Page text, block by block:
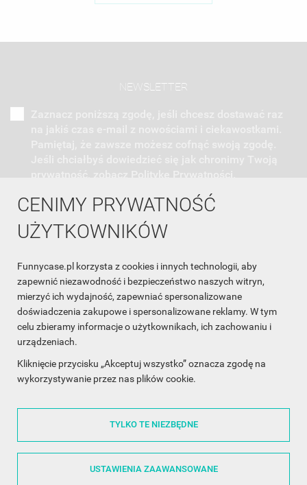
CENIMY PRYWATNOŚĆ
UŻYTKOWNIKÓW
Funnycase.pl korzysta z cookies i innych technologii, aby
zapewnić niezawodność i bezpieczeństwo naszych witryn,
mierzyć ich wydajność, zapewniać spersonalizowane
doświadczenia zakupowe i spersonalizowane reklamy. W tym
celu zbieramy informacje o użytkownikach, ich zachowaniu i
urządzeniach.
Kliknięcie przycisku „Akceptuj wszystko” oznacza zgodę na
wykorzystywanie przez nas plików cookie.
TYLKO TE NIEZBĘDNE
USTAWIENIA ZAAWANSOWANE
NEWSLETTER
INFORMACJA O SKLEPIE
INFORMACJE
OBSŁUGA KLIENTA
WSPÓŁPRACA
ŚLEDŹ NAS NA FACEBOOKU
Made with❤in Poland